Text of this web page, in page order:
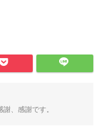
、感謝です。